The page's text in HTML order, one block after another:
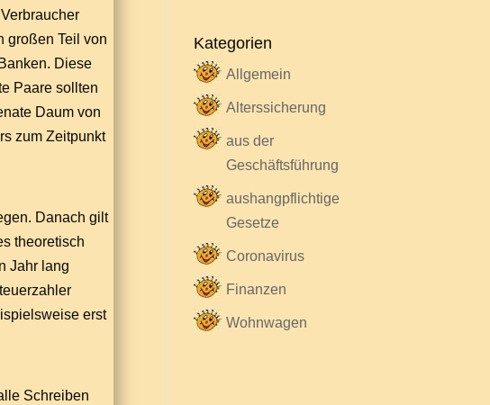
großen Teil von
Diese
Paare sollten
Daum von
zum Zeitpunkt
Danach gilt
theoretisch
Jahr lang
erst
Schreiben
Kategorien
Allgemein
Alterssicherung
aus der
Geschäftsführung
aushangpflichtige
Gesetze
Coronavirus
Finanzen
Wohnwagen